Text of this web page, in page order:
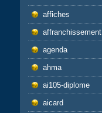
affiches
affranchissement
agenda
ahma
ai105-diplome
aicard